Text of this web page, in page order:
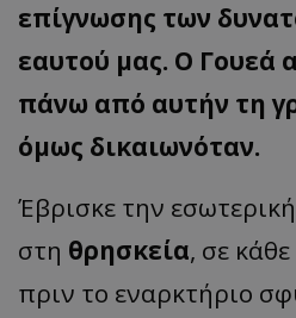
επίγνωσης των
εαυτού μας. Ο Γουεά
πάνω από αυτήν τη
όμως δικαιωνόταν.
Έβρισκε την
στη θρησκεία, σε κάθε
πριν το εναρκτήριο